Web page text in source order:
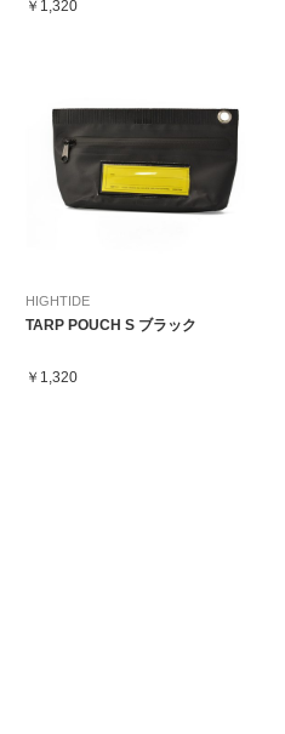
￥1,320
HIGHTIDE
TARP POUCH S ブラック
￥1,320